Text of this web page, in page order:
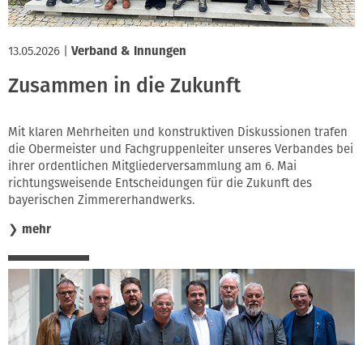
13.05.2026 Verband & Innungen
Zusammen in die Zukunft
Mit klaren Mehrheiten und konstruktiven Diskussionen trafen
die Obermeister und Fachgruppenleiter unseres Verbandes bei
ihrer ordentlichen Mitgliederversammlung am 6. Mai
richtungsweisende Entscheidungen für die Zukunft des
bayerischen Zimmererhandwerks.
❯ mehr